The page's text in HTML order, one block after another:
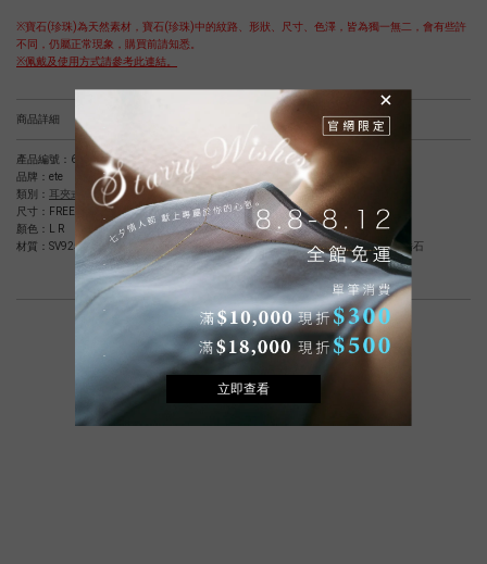
※寶石(珍珠)為天然素材，寶石(珍珠)中的紋路、形狀、尺寸、色澤，皆為獨一無二，會有些許
不同，仍屬正常現象，購買前請知悉。
※佩戴及使用方式請參考此連結。
商品詳細
產品編號： 68840214418-68840214518
品牌：ete
類別： 耳夾式耳環(單耳)
尺寸：FREE
顏色：
L R
材質： SV925純銀包鉑金塗層(不含鎳，減緩過敏可能性)、貝殼珍珠(人造珍珠)、鋯石
相關商品